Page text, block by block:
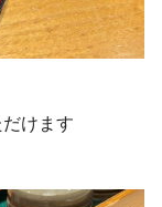
だけます